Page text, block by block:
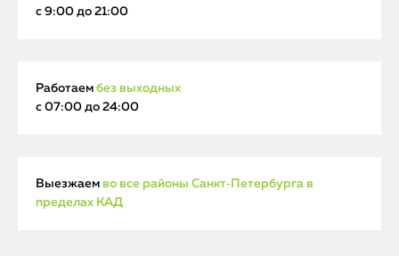
с 9:00 до 21:00
Работаем без выходных
с 07:00 до 24:00
Выезжаем во все районы Санкт‑Петербурга в
пределах КАД